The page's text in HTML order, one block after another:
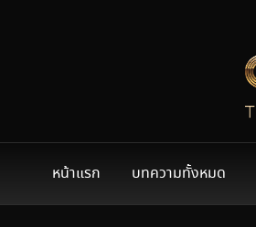
หน้าแรก บทความทั้งหมด